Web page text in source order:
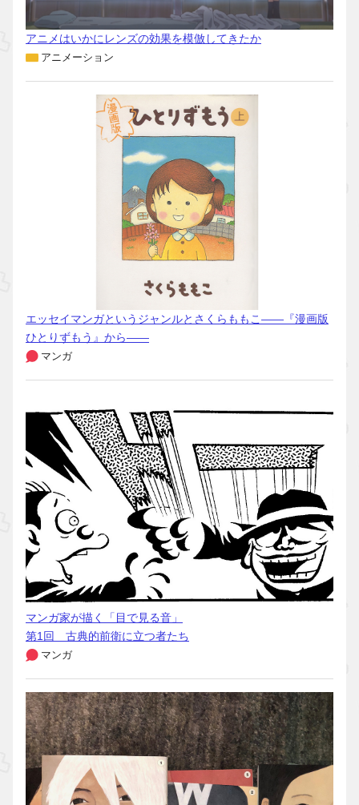
アニメはいかにレンズの効果を模倣してきたか
アニメーション
エッセイマンガというジャンルとさくらももこ――『漫画版
ひとりずもう』から――
マンガ
マンガ家が描く「目で見る音」
第1回 古典的前衛に立つ者たち
マンガ